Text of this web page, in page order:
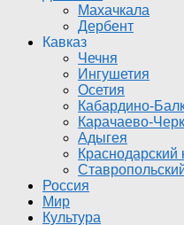
Махачкала
Дербент
Кавказ
Чечня
Ингушетия
Осетия
Кабардино-
Карачаево-
Адыгея
Краснодарский
Россия
Мир
Культура